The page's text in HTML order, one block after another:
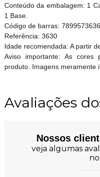
Conteúdo da embalagem: 1
1 Base.
Código de barras:
Referência: 3630
Idade recomendada: A partir
Aviso importante: As
produto. Imagens meramente
Avaliações
Nossos
veja algumas